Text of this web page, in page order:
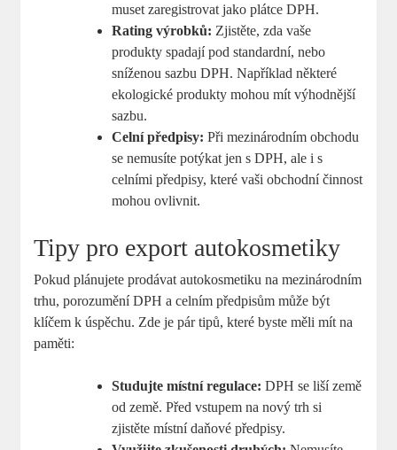
muset zaregistrovat jako plátce DPH.
Rating ‌výrobků: Zjistěte, zda vaše
⁣produkty spadají pod standardní, nebo
sníženou sazbu DPH. Například některé
ekologické produkty mohou mít výhodnější
sazbu.
Celní předpisy: Při mezinárodním obchodu
se⁣ nemusíte potýkat jen ​s​ DPH, ale i s‍
celními‍ předpisy, ⁤které vaši obchodní činnost
mohou⁣ ovlivnit.
Tipy pro export autokosmetiky
Pokud plánujete prodávat autokosmetiku na mezinárodním‌
trhu, ⁢porozumění DPH a‍ celním předpisům může být
klíčem k úspěchu. Zde je pár tipů, které ⁢byste měli⁣ mít na‍
paměti:
Studujte místní regulace: DPH se liší země
od země.⁤ Před vstupem‌ na nový trh si
zjistěte místní daňové předpisy.